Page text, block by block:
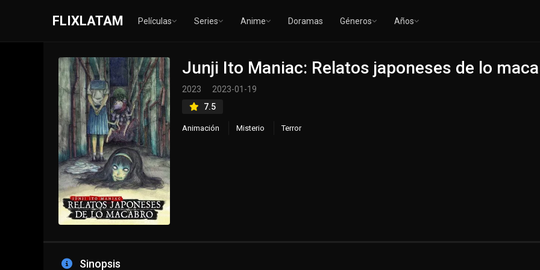
FLIXLATAM Películas Series Anime Doramas Géneros Años
Junji Ito Maniac: Relatos japoneses de lo
2023
2023-01-19
7.5
Animación Misterio Terror
Sinopsis